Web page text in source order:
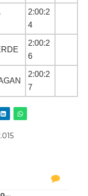
2:00:2
4
2:00:2
6
2:00:2
7